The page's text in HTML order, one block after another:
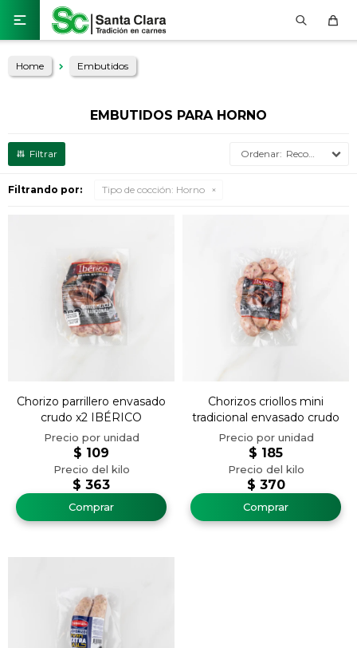

Home Embutidos
EMBUTIDOS PARA HORNO
Recomendados
Filtrando por: Tipo de cocción: Horno
Chorizo parrillero envasado
crudo x2 IBÉRICO
$ 363
$ 109
Chorizos criollos mini
tradicional envasado crudo
$ 370
$ 185